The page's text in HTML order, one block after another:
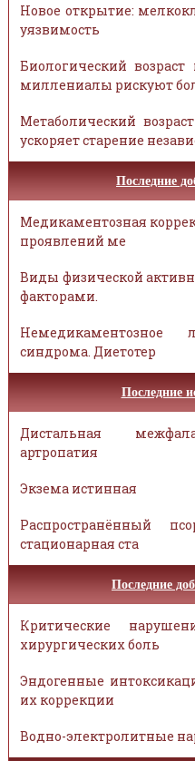
Новое открытие:
уязвимость
Биологический
миллениалы рискуют
Метаболический
ускоряет старение
Последние
Медикаментозная
проявлений ме
Виды физической
факторами.
Немедикаментозное
синдрома. Диетотер
Последние
Дистальная
артропатия
Экзема истинная
Распространённый
стационарная ста
Последние
Критические
хирургических боль
Эндогенные
их коррекции
Водно-электролитные